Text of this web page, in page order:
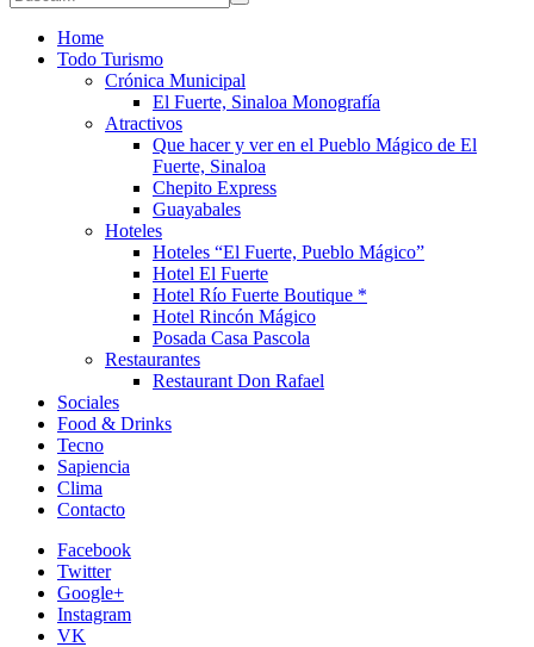
Home
Todo Turismo
Crónica Municipal
El Fuerte, Sinaloa Monografía
Atractivos
Que hacer y ver en el Pueblo Mágico de El
Fuerte, Sinaloa
Chepito Express
Guayabales
Hoteles
Hoteles “El Fuerte, Pueblo Mágico”
Hotel El Fuerte
Hotel Río Fuerte Boutique *
Hotel Rincón Mágico
Posada Casa Pascola
Restaurantes
Restaurant Don Rafael
Sociales
Food & Drinks
Tecno
Sapiencia
Clima
Contacto
Facebook
Twitter
Google+
Instagram
VK